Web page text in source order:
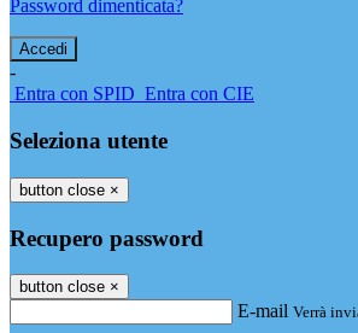
Password dimenticata?
-
Entra con SPID Entra con CIE
Seleziona utente
button close ×
Recupero password
button close ×
E-mail Verrà